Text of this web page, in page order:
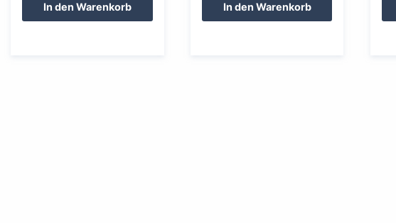
In den Warenkorb In den Warenkorb